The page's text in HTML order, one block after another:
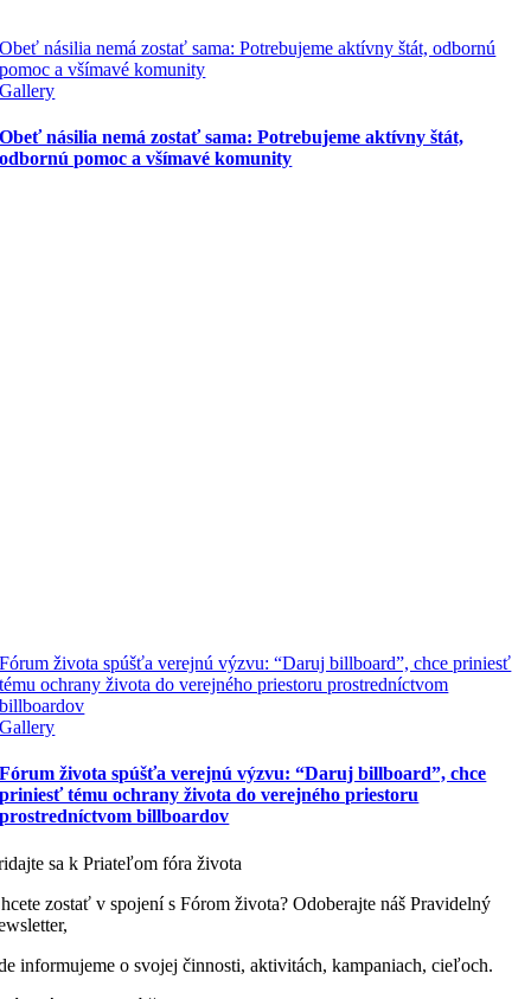
Obeť násilia nemá zostať sama: Potrebujeme aktívny štát, odbornú
pomoc a všímavé komunity
Gallery
Obeť násilia nemá zostať sama: Potrebujeme aktívny štát,
odbornú pomoc a všímavé komunity
Fórum života spúšťa verejnú výzvu: “Daruj billboard”, chce priniesť
tému ochrany života do verejného priestoru prostredníctvom
billboardov
Gallery
Fórum života spúšťa verejnú výzvu: “Daruj billboard”, chce
priniesť tému ochrany života do verejného priestoru
prostredníctvom billboardov
sa k Priateľom fóra života
zostať v spojení s Fórom života? Odoberajte náš Pravidelný
informujeme o svojej činnosti, aktivitách, kampaniach, cieľoch.